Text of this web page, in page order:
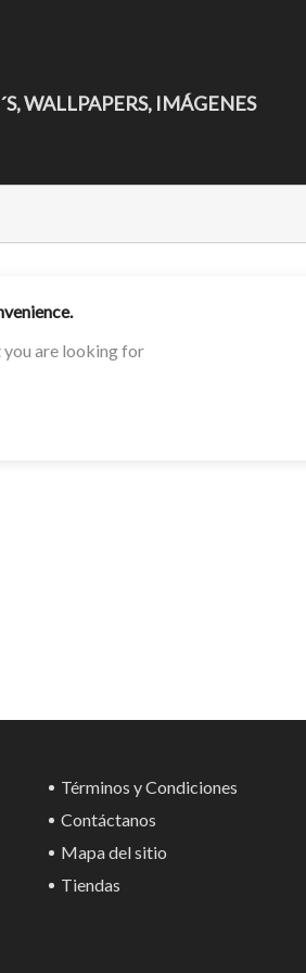
WALLPAPERS, IMÁGENES
you are looking for
Términos y Condiciones
Contáctanos
Mapa del sitio
Tiendas